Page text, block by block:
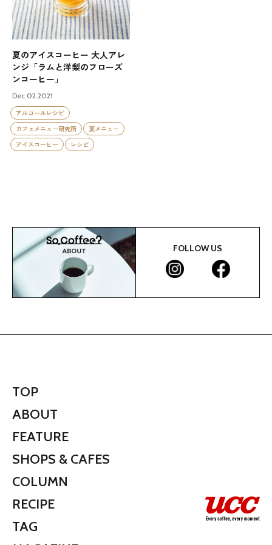
夏のアイスコーヒー 大人アレ
ンジ「ラムと洋梨のフローズ
ンコーヒー」
Dec 02.2021
アルコールレシピ
カフェメニュー研究所
夏メニュー
アイスコーヒー
レシピ
FOLLOW US
TOP
ABOUT
FEATURE
SHOPS & CAFES
COLUMN
RECIPE
TAG